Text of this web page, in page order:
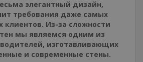
элегантный дизайн,
требования даже самых
клиентов. Из-за сложности
мы являемся одним из
изготавливающих
и современные стены.